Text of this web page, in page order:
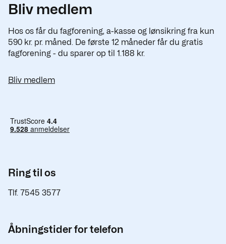
Bliv medlem
Hos os får du fagforening, a-kasse og lønsikring fra kun
590 kr. pr. måned. De første 12 måneder får du gratis
fagforening - du sparer op til 1.188 kr.
Bliv medlem
Ring til os
Tlf. 7545 3577
Åbningstider for telefon